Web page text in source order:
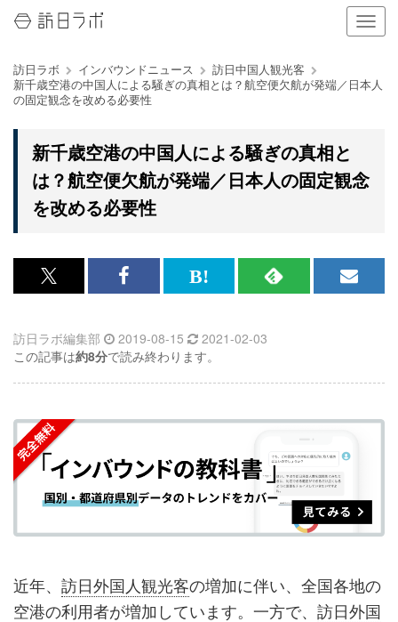
ナ
ビ
ー
シ
示
替
る
訪日ラボ インバウンドニュース
訪日中国人観光客
新千歳空港の中国人による騒ぎの真相とは？航空便欠航が発端／日本人
の固定観念を改める必要性
新千歳空港の中国人による騒ぎの真相と
は？航空便欠航が発端／日本人の固定観念
を改める必要性
x<br>
記
事
シ
ェ
ア
す
る
Facebook<br>
記
事
シ
ェ
ア
す
る
は
な
ブ
ク
マ
ー
ク
に
加
RSS
購
読
す
る
メ
録
す
訪日ラボ編集部 2019-08-15
2021-02-03
この記事は約8分で読み終わります。
近年、 訪日外国人観光客の増加に伴い、全国各地の
空港の利用者が増加しています。一方で、 訪日外国